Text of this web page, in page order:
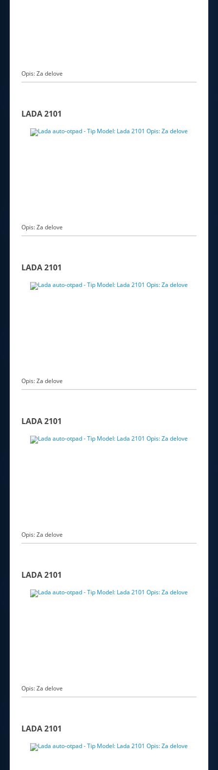
Opis: Za delove
LADA 2101
Opis: Za delove
LADA 2101
Opis: Za delove
LADA 2101
Opis: Za delove
LADA 2101
Opis: Za delove
LADA 2101